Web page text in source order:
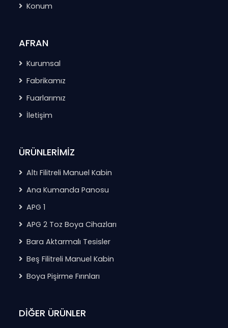
Konum
AFRAN
Kurumsal
Fabrikamız
Fuarlarımız
İletişim
ÜRÜNLERİMİZ
Altı Filitreli Manuel Kabin
Ana Kumanda Panosu
APG 1
APG 2 Toz Boya Cihazları
Bara Aktarmalı Tesisler
Beş Filitreli Manuel Kabin
Boya Pişirme Fırınları
DİĞER ÜRÜNLER